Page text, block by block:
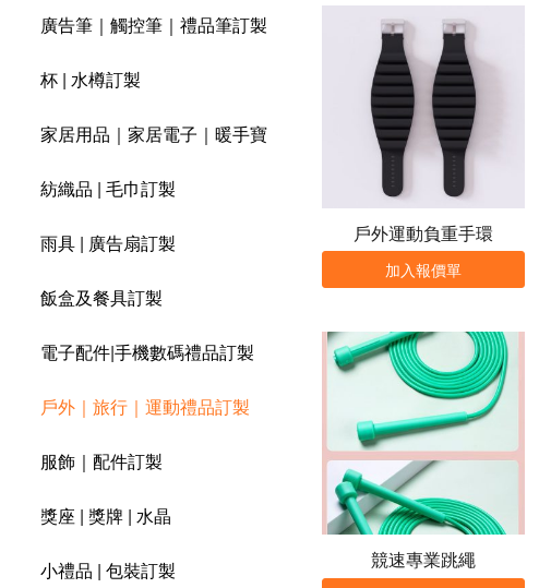
廣告筆｜觸控筆｜禮品筆訂製
杯 | 水樽訂製
家居用品｜家居電子｜暖手寶
紡織品 | 毛巾訂製
雨具 | 廣告扇訂製
飯盒及餐具訂製
電子配件|手機數碼禮品訂製
戶外｜旅行｜運動禮品訂製
服飾｜配件訂製
獎座 | 獎牌 | 水晶
小禮品 | 包裝訂製
戶外運動負重手環
加入報價單
競速專業跳繩